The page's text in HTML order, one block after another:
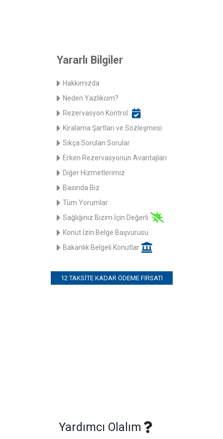
Yararlı Bilgiler
Hakkımızda
Neden Yazlıkcım?
Rezervasyon Kontrol
Kiralama Şartları ve Sözleşmesi
Sıkça Sorulan Sorular
Erken Rezervasyonun Avantajları
Diğer Hizmetlerimiz
Basında Biz
Tüm Yorumlar
Sağlığınız Bizim İçin Değerli
Konut İzin Belge Başvurusu
Bakanlık Belgeli Konutlar
12 TAKSITE KADAR ÖDEME FIRSATI
Yardımcı Olalım